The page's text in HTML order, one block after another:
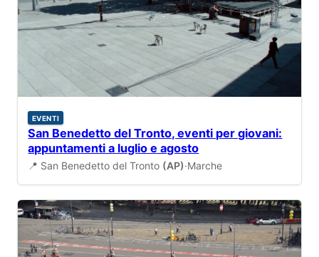
EVENTI
San Benedetto del Tronto, eventi per giovani:
appuntamenti a luglio e agosto
📍 San Benedetto del Tronto (AP)·Marche